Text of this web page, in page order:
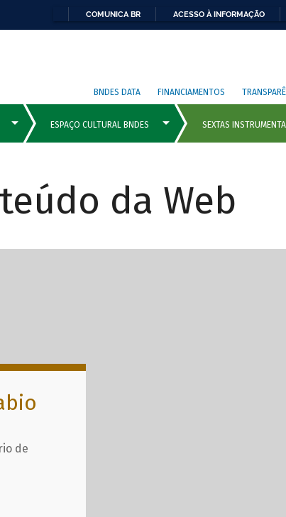
COMUNICA BR ACESSO À INFORMAÇÃO
BNDES DATA FINANCIAMENTOS
da Web
com
de